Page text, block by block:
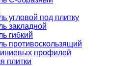
угловой под плитку
закладной
гибкий
противоскользящий
профилей
плитки